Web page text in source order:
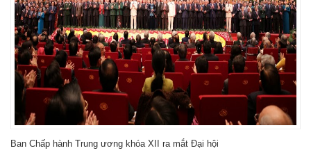
Ban Chấp hành Trung ương khóa XII ra mắt Đại hội